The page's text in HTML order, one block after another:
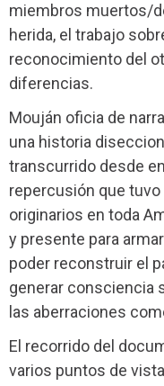
miembros muertos/
herida, el trabajo
reconocimiento del
diferencias.
Mouján oficia de
una historia
transcurrido desde
repercusión que
originarios en toda
y presente para
poder reconstruir el
generar consciencia
las aberraciones
El recorrido del
varios puntos de